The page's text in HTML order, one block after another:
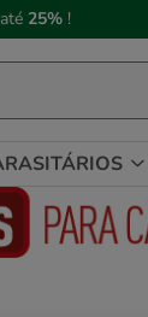
25% !